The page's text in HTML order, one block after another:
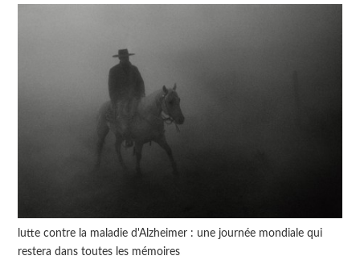
lutte contre la maladie d'Alzheimer : une journée mondiale qui
restera dans toutes les mémoires